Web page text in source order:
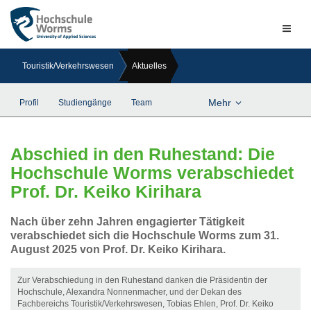
Touristik/Verkehrswesen Aktuelles
Profil Studiengänge Team Mehr
Abschied in den Ruhestand: Die
Hochschule Worms verabschiedet
Prof. Dr. Keiko Kirihara
Nach über zehn Jahren engagierter Tätigkeit
verabschiedet sich die Hochschule Worms zum 31.
August 2025 von Prof. Dr. Keiko Kirihara.
Zur Verabschiedung in den Ruhestand danken die Präsidentin der
Hochschule, Alexandra Nonnenmacher, und der Dekan des
Fachbereichs Touristik/Verkehrswesen, Tobias Ehlen, Prof. Dr. Keiko